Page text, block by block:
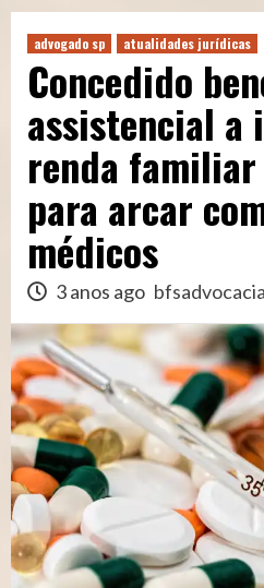
advogado sp atualidades jurídicas
Concedido
assistencial a
renda
para arcar
médicos
3 anos ago bfsadvocacia